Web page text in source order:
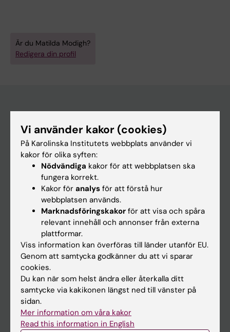
Är du Matilda Modigh?
Redigera din profil
Huvudmeny
Utbildning
Forskarutbildning
Forskning
Nyheter
Kalender
Student
Ladok
Canvas
Vi använder kakor (cookies)
På Karolinska Institutets webbplats använder vi
kakor för olika syften:
Nödvändiga kakor för att webbplatsen ska
fungera korrekt.
Kakor för analys för att förstå hur
webbplatsen används.
Marknadsföringskakor för att visa och spåra
relevant innehåll och annonser från externa
plattformar.
Viss information kan överföras till länder utanför EU.
Genom att samtycka godkänner du att vi sparar
cookies.
Du kan när som helst ändra eller återkalla ditt
samtycke via kakikonen längst ned till vänster på
sidan.
Mer information om våra kakor
Read this information in English